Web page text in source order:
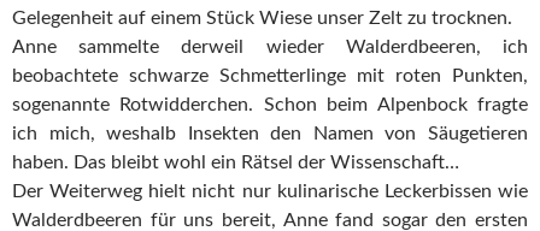
Gelegenheit auf einem Stück Wiese unser Zelt zu trocknen.
Anne sammelte derweil wieder Walderdbeeren, ich
beobachtete schwarze Schmetterlinge mit roten Punkten,
sogenannte Rotwidderchen. Schon beim Alpenbock fragte
ich mich, weshalb Insekten den Namen von Säugetieren
haben. Das bleibt wohl ein Rätsel der Wissenschaft…
Der Weiterweg hielt nicht nur kulinarische Leckerbissen wie
Walderdbeeren für uns bereit, Anne fand sogar den ersten